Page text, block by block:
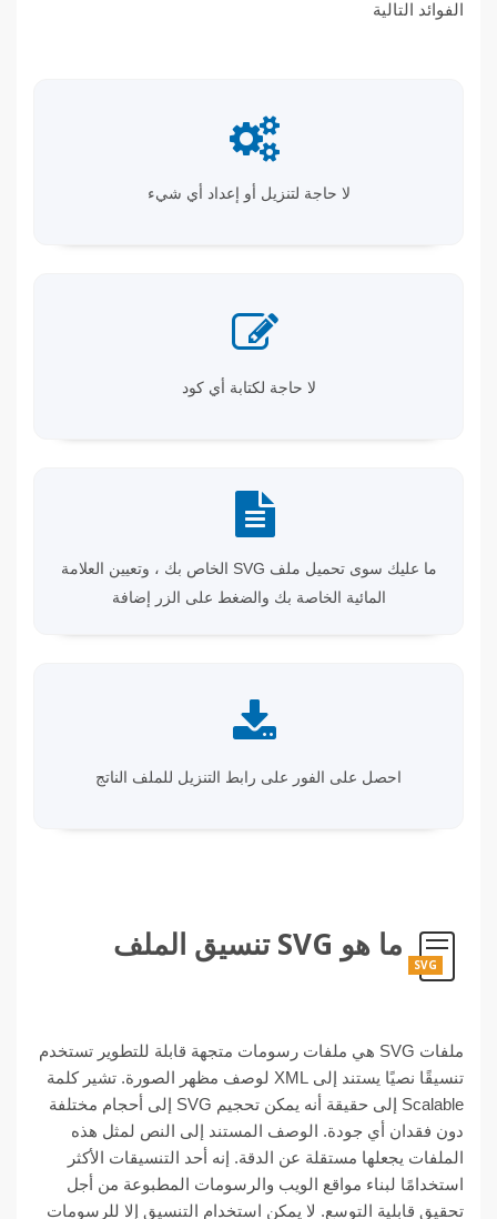
الفوائد التالية
لا حاجة لتنزيل أو إعداد أي شيء
لا حاجة لكتابة أي كود
ما عليك سوى تحميل ملف SVG الخاص بك ، وتعيين العلامة
المائية الخاصة بك والضغط على الزر إضافة
احصل على الفور على رابط التنزيل للملف الناتج
SVG
ما هو SVG تنسيق الملف
ملفات SVG هي ملفات رسومات متجهة قابلة للتطوير تستخدم
تنسيقًا نصيًا يستند إلى XML لوصف مظهر الصورة. تشير كلمة
Scalable إلى حقيقة أنه يمكن تحجيم SVG إلى أحجام مختلفة
دون فقدان أي جودة. الوصف المستند إلى النص لمثل هذه
الملفات يجعلها مستقلة عن الدقة. إنه أحد التنسيقات الأكثر
استخدامًا لبناء مواقع الويب والرسومات المطبوعة من أجل
تحقيق قابلية التوسع. لا يمكن استخدام التنسيق إلا للرسومات